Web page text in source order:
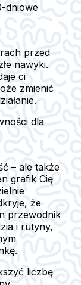
dniowe
przed
nawyki.
ci
zmienić
dla
– ale także
grafik Cię
że
przewodnik
i rutyny,
liczbę